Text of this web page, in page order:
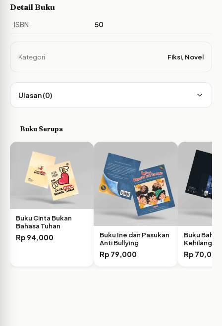
Detail Buku
ISBN 50
Kategori Fiksi, Novel
Ulasan (0)
Buku Serupa
Buku Cinta Bukan
Bahasa Tuhan
Rp 94,000
Buku Ine dan Pasukan
Anti Bullying
Rp 79,000
Buku
Kehilangan
Rp 70,000